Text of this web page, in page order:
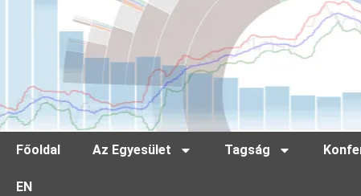
Főoldal Az Egyesület Tagság
EN